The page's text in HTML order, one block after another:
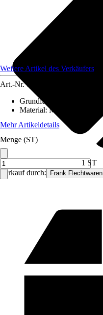
Verkauf durch: Frank Flechtwaren
Weitere Artikel des Verkäufers
Art.-Nr. 12584445
Grundfarbe
Material:Metall
Mehr Artikeldetails
Menge (ST)
1 ST